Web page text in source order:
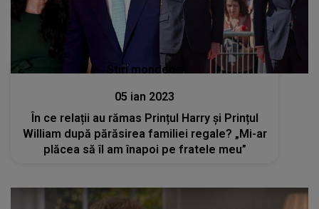
Stiri mondene
05 ian 2023
În ce relații au rămas Prințul Harry și Prințul
William după părăsirea familiei regale? „Mi-ar
plăcea să îl am înapoi pe fratele meu”